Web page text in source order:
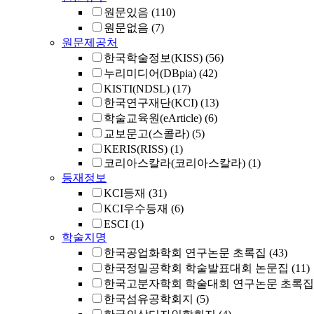
원문있음 (110)
원문없음 (7)
원문제공처
한국학술정보(KISS) (56)
누리미디어(DBpia) (42)
KISTI(NDSL) (17)
한국연구재단(KCI) (13)
학술교육원(eArticle) (6)
교보문고(스콜라) (5)
KERIS(RISS) (1)
코리아스칼라(코리아스칼라) (1)
등재정보
KCI등재 (31)
KCI우수등재 (6)
ESCI (1)
학술지명
한국공업화학회 연구논문 초록집 (43)
한국정밀공학회 학술발표대회 논문집 (11)
한국고분자학회 학술대회 연구논문 초록집
한국섬유공학회지 (5)